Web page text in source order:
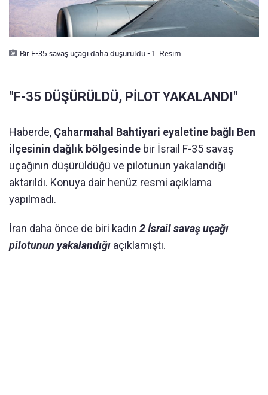
Bir F-35 savaş uçağı daha düşürüldü - 1. Resim
"F-35 DÜŞÜRÜLDÜ, PİLOT YAKALANDI"
Haberde, Çaharmahal Bahtiyari eyaletine bağlı Ben
ilçesinin dağlık bölgesinde bir İsrail F-35 savaş
uçağının düşürüldüğü ve pilotunun yakalandığı
aktarıldı. Konuya dair henüz resmi açıklama
yapılmadı.
İran daha önce de biri kadın 2 İsrail savaş uçağı
pilotunun yakalandığı açıklamıştı.